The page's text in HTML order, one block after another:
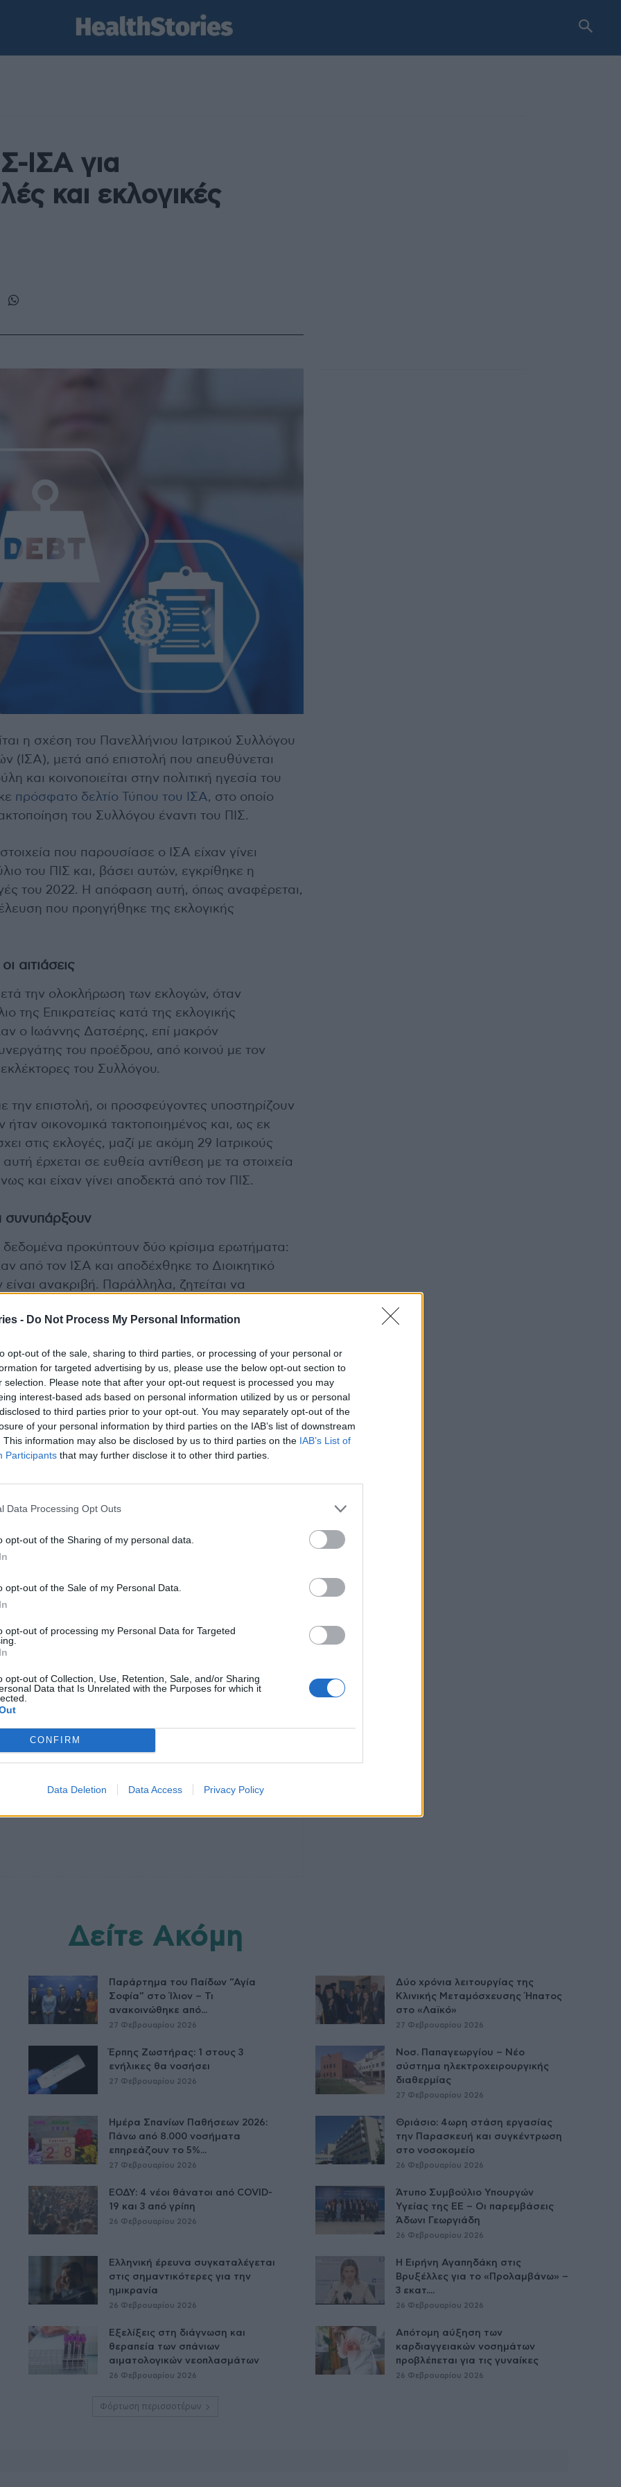
- Do Not Process My Personal Information
opt-out of the sale, sharing to third parties, or processing of your personal or
for targeted advertising by us, please use the below opt-out section to
selection. Please note that after your opt-out request is processed you may
interest-based ads based on personal information utilized by us or personal
to third parties prior to your opt-out. You may separately opt-out of the
of your personal information by third parties on the IAB’s list of downstream
This information may also be disclosed by us to third parties on the IAB’s List of
Participants that may further disclose it to other third parties.
Data Processing Opt Outs
opt-out of the Sharing of my personal data.
opt-out of the Sale of my Personal Data.
opt-out of processing my Personal Data for Targeted
opt-out of Collection, Use, Retention, Sale, and/or Sharing
Data that Is Unrelated with the Purposes for which it
CONFIRM
Data Deletion Data Access Privacy Policy
ΙΣΑ για
και εκλογικές
η σχέση του Πανελλήνιου Ιατρικού Συλλόγου
(ΙΣΑ), μετά από επιστολή που απευθύνεται
και κοινοποιείται στην πολιτική ηγεσία του
πρόσφατο δελτίο Τύπου του ΙΣΑ, στο οποίο
του Συλλόγου έναντι του ΠΙΣ.
που παρουσίασε ο ΙΣΑ είχαν γίνει
του ΠΙΣ και, βάσει αυτών, εγκρίθηκε η
του 2022. Η απόφαση αυτή, όπως αναφέρεται,
που προηγήθηκε της εκλογικής
αιτιάσεις
την ολοκλήρωση των εκλογών, όταν
της Επικρατείας κατά της εκλογικής
ο Ιωάννης Δατσέρης, επί μακρόν
του προέδρου, από κοινού με τον
του Συλλόγου.
επιστολή, οι προσφεύγοντες υποστηρίζουν
οικονομικά τακτοποιημένος και, ως εκ
στις εκλογές, μαζί με ακόμη 29 Ιατρικούς
έρχεται σε ευθεία αντίθεση με τα στοιχεία
και είχαν γίνει αποδεκτά από τον ΠΙΣ.
συνυπάρξουν
δεδομένα προκύπτουν δύο κρίσιμα ερωτήματα:
από τον ΙΣΑ και αποδέχθηκε το Διοικητικό
ανακριβή. Παράλληλα, ζητείται να
ενώπιον του ΣτΕ από στενούς
στην πραγματικότητα ή αν
οι δύο εκδοχές δεν μπορούν να ισχύουν
στη στάση του προέδρου του ΙΣΑ, ο οποίος
το γεγονός ότι, όπως σημειώνεται, ήταν
με την απόφαση του Συμβουλίου της
πλέον να πραγματοποιηθεί από το
του εκλογικού αποτελέσματος. Οι
και ξεκάθαρη απάντηση, αφήνοντας ανοιχτό
στην αμφισβήτηση της σημερινής διοίκησης
για οφειλές στον ΠΙΣ
ΠΙΣ-ΙΣΑ για οικονομικές οφειλές
Δείτε Ακόμη
Παράρτημα του Παίδων “Αγία
Σοφία” στο Ίλιον – Τι
ανακοινώθηκε από...
27 Φεβρουαρίου 2026
Δύο χρόνια λειτουργίας της
Κλινικής Μεταμόσχευσης Ήπατος
στο «Λαϊκό»
27 Φεβρουαρίου 2026
Έρπης Ζωστήρας: 1 στους 3
ενήλικες θα νοσήσει
27 Φεβρουαρίου 2026
Νοσ. Παπαγεωργίου – Νέο
σύστημα ηλεκτροχειρουργικής
διαθερμίας
27 Φεβρουαρίου 2026
Ημέρα Σπανίων Παθήσεων 2026:
Πάνω από 8.000 νοσήματα
επηρεάζουν το 5%...
27 Φεβρουαρίου 2026
Θριάσιο: 4ωρη στάση εργασίας
την Παρασκευή και συγκέντρωση
στο νοσοκομείο
26 Φεβρουαρίου 2026
ΕΟΔΥ: 4 νέοι θάνατοι από COVID-
19 και 3 από γρίπη
26 Φεβρουαρίου 2026
Άτυπο Συμβούλιο Υπουργών
Υγείας της ΕE – Οι παρεμβάσεις
Άδωνι Γεωργιάδη
26 Φεβρουαρίου 2026
Ελληνική έρευνα συγκαταλέγεται
στις σημαντικότερες για την
ημικρανία
26 Φεβρουαρίου 2026
Η Ειρήνη Αγαπηδάκη στις
Βρυξέλλες για το «Προλαμβάνω» –
3 εκατ....
26 Φεβρουαρίου 2026
Εξελίξεις στη διάγνωση και
θεραπεία των σπάνιων
αιματολογικών νεοπλασμάτων
26 Φεβρουαρίου 2026
Απότομη αύξηση των
καρδιαγγειακών νοσημάτων
προβλέπεται για τις γυναίκες
26 Φεβρουαρίου 2026
Φόρτωση περισσοτέρων